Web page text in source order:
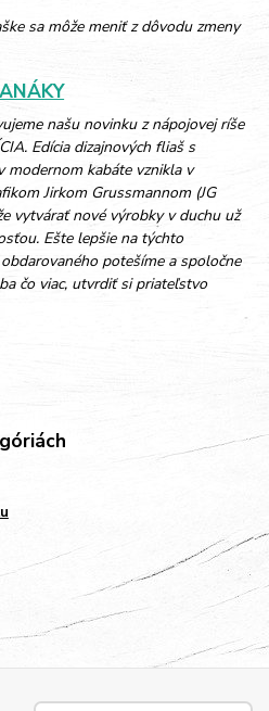
sa môže meniť z dôvodu zmeny
našu novinku z nápojovej ríše
Edícia dizajnových fliaš s
modernom kabáte vznikla v
Jirkom Grussmannom (JG
vytvárať nové výrobky v duchu už
Ešte lepšie na týchto
potešíme a spoločne
čo viac, utvrdiť si priateľstvo